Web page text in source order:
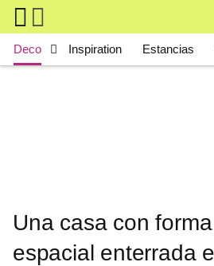
Skip to main content
Main navigation
Deco Inspiration Estancias
Una casa con
espacial enterrada